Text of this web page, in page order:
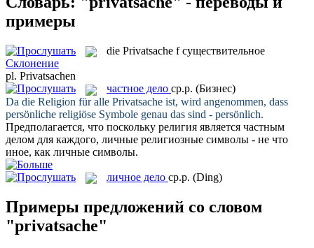
примеры
die Privatsache f существительное
Склонение
pl. Privatsachen
частное дело ср.р. (Бизнес)
Da die Religion für alle Privatsache ist, wird angenommen, dass
persönliche religiöse Symbole genau das sind - persönlich.
Предполагается, что поскольку религия является частным
делом для каждого, личные религиозные символы - не что
иное, как личные символы.
личное дело ср.р. (Ding)
Примеры предложений со словом
"privatsache"